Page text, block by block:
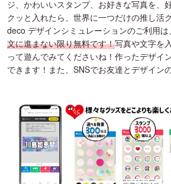
ジ、かわいいスタンプ、お好きな写真を、
クッと入れたら、世界に一つだけの推し活
deco デザインシミュレーションのご利用は、
文に進まない限り無料です！写真や文字を
って遊んでみてくださいね！作ったデザイ
できます！また、SNSでお友達とデザイン